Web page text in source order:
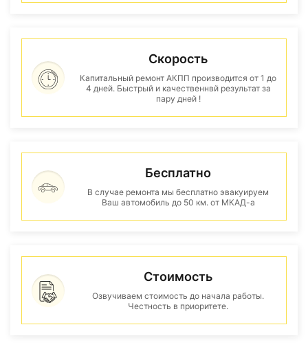
Скорость
Капитальный ремонт АКПП производится от 1 до
4 дней. Быстрый и качественнвй результат за
пару дней !
Бесплатно
В случае ремонта мы бесплатно эвакуируем
Ваш автомобиль до 50 км. от МКАД-а
Стоимость
Озвучиваем стоимость до начала работы.
Честность в приоритете.